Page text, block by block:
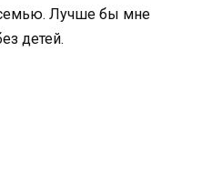
Лучше бы мне
детей.